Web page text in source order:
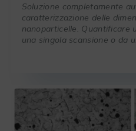
Soluzione completamente
caratterizzazione delle
nanoparticelle. Quantificare
una singola scansione o da